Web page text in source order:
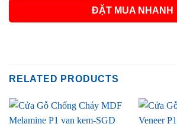
ĐẶT MUA NHANH
RELATED PRODUCTS